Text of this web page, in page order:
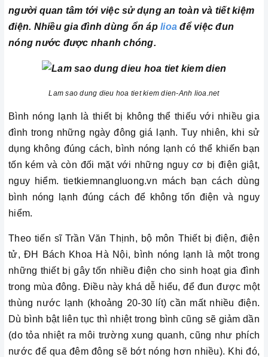
người quan tâm tới việc sử dụng an toàn và tiết kiệm
điện. Nhiều gia đình dùng ổn áp lioa để việc đun
nóng nước được nhanh chóng.
Lam sao dung dieu hoa tiet kiem dien-Anh lioa.net
Bình nóng lạnh là thiết bị không thể thiếu với nhiều gia
đình trong những ngày đông giá lạnh. Tuy nhiên, khi sử
dụng không đúng cách, bình nóng lạnh có thể khiến bạn
tốn kém và còn đối mặt với những nguy cơ bị điện giật,
nguy hiểm. tietkiemnangluong.vn mách bạn cách dùng
bình nóng lạnh đúng cách để không tốn điện và nguy
hiểm.
Theo tiến sĩ Trần Văn Thịnh, bộ môn Thiết bị điện, điện
tử, ĐH Bách Khoa Hà Nội, bình nóng lạnh là một trong
những thiết bị gây tốn nhiều điện cho sinh hoạt gia đình
trong mùa đông. Điều này khá dễ hiểu, để đun được một
thùng nước lạnh (khoảng 20-30 lít) cần mất nhiều điện.
Dù bình bật liên tục thì nhiệt trong bình cũng sẽ giảm dần
(do tỏa nhiệt ra môi trường xung quanh, cũng như phích
nước để qua đêm đông sẽ bớt nóng hơn nhiều). Khi đó,